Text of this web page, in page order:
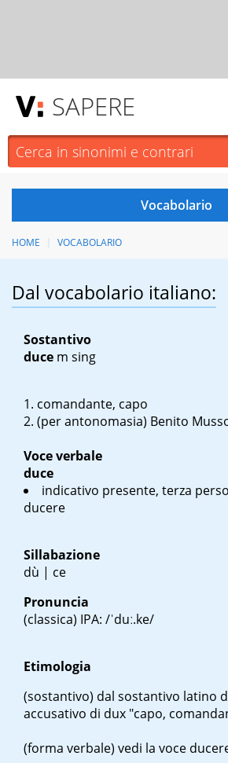
SAPERE
HOME VOCABOLARIO
Dal vocabolario italiano:
Sostantivo
duce m sing
comandante, capo
(per antonomasia) Benito
Voce verbale
duce
indicativo presente, terza
ducere
Sillabazione
dù | ce
Pronuncia
(classica) IPA: /ˈduː.ke/
Etimologia
(sostantivo) dal sostantivo latino
accusativo di dux "capo,
(forma verbale) vedi la voce